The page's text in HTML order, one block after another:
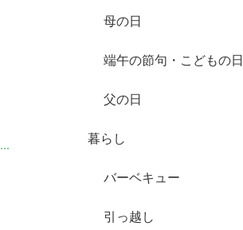
母の日
端午の節句・こどもの日
父の日
暮らし
バーベキュー
引っ越し